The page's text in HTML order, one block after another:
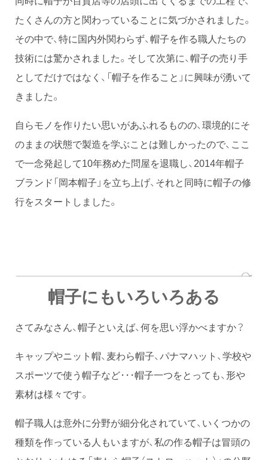
たくさんの方と関わっていることに気づかされました。
その中で、特に国内外関わらず、帽子を作る職人たちの
技術には驚かされました。そして次第に、帽子の売り手
としてだけではなく、「帽子を作ること」に興味が湧いて
きました。
自らモノを作りたい思いがあふれるものの、環境的にそ
のままの状態で製造を学ぶことは難しかったので、ここ
で一念発起して10年務めた問屋を退職し、2014年帽子
ブランド「岡本帽子」を立ち上げ、それと同時に帽子の修
行をスタートしました。
帽子にもいろいろある
さてみなさん、帽子といえば、何を思い浮かべますか？
キャップやニット帽、麦わら帽子、パナマハット、学校や
スポーツで使う帽子など･･･帽子一つをとっても、形や
素材は様々です。
帽子職人は意外に分野が細分化されていて、いくつかの
種類を作っている人もいますが、私の作る帽子は冒頭の